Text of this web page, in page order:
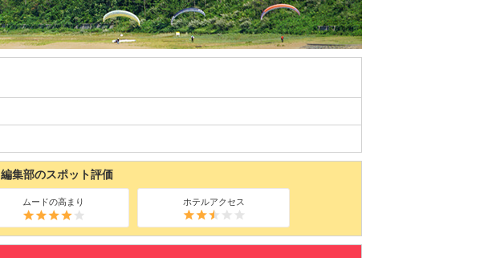
編集部のスポット評価
ムードの高まり ホテルアクセス